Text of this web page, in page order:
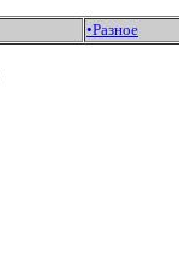
•Разное